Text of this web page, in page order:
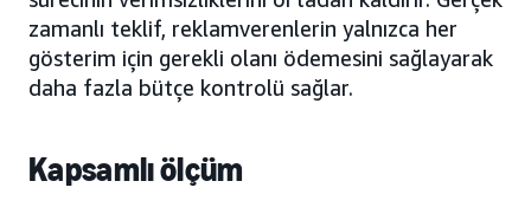
zamanlı teklif, reklamverenlerin yalnızca her
gösterim için gerekli olanı ödemesini sağlayarak
daha fazla bütçe kontrolü sağlar.
Kapsamlı ölçüm